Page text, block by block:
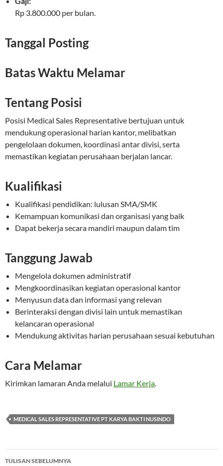
Rp 3.800.000 per bulan.
Tanggal Posting
Batas Waktu Melamar
Tentang Posisi
Posisi Medical Sales Representative bertujuan untuk
mendukung operasional harian kantor, melibatkan
pengelolaan dokumen, koordinasi antar divisi, serta
memastikan kegiatan perusahaan berjalan lancar.
Kualifikasi
Kualifikasi pendidikan: lulusan SMA/SMK
Kemampuan komunikasi dan organisasi yang baik
Dapat bekerja secara mandiri maupun dalam tim
Tanggung Jawab
Mengelola dokumen administratif
Mengkoordinasikan kegiatan operasional kantor
Menyusun data dan informasi yang relevan
Berinteraksi dengan divisi lain untuk memastikan
kelancaran operasional
Mendukung aktivitas harian perusahaan sesuai kebutuhan
Cara Melamar
Kirimkan lamaran Anda melalui Lamar Kerja.
MEDICAL SALES REPRESENTATIVE PT KARYA BAKTI NUSINDO
Navigasi
TULISAN SEBELUMNYA